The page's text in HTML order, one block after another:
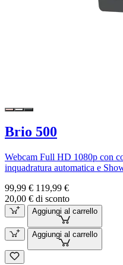
Brio 500
Webcam Full HD 1080p con
inquadratura automatica e
99,99 € 119,99 €
20,00 € di sconto
Aggiungi al carrello
Aggiungi al carrello